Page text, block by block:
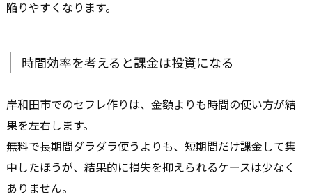
陥りやすくなります。
時間効率を考えると課金は投資になる
岸和田市でのセフレ作りは、金額よりも時間の使い方が結
果を左右します。
無料で長期間ダラダラ使うよりも、短期間だけ課金して集
中したほうが、結果的に損失を抑えられるケースは少なく
ありません。